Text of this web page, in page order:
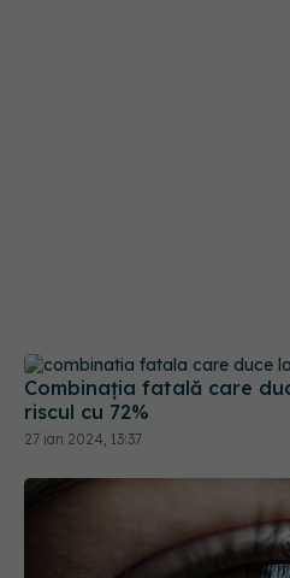
Combinația fatală care
riscul cu 72%
27 ian 2024, 13:37